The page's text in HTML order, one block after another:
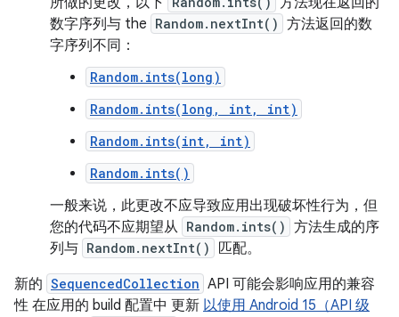
数字序列与 the Random.nextInt() 方法返回的数
字序列不同：
Random.ints(long)
Random.ints(long, int, int)
Random.ints(int, int)
Random.ints()
一般来说，此更改不应导致应用出现破坏性行为，但
您的代码不应期望从 Random.ints() 方法生成的序
列与 Random.nextInt()
匹配。
新的 SequencedCollection API 可能会影响应用的兼容
性 在应用的 build 配置中 更新 以使用 Android 15（API 级